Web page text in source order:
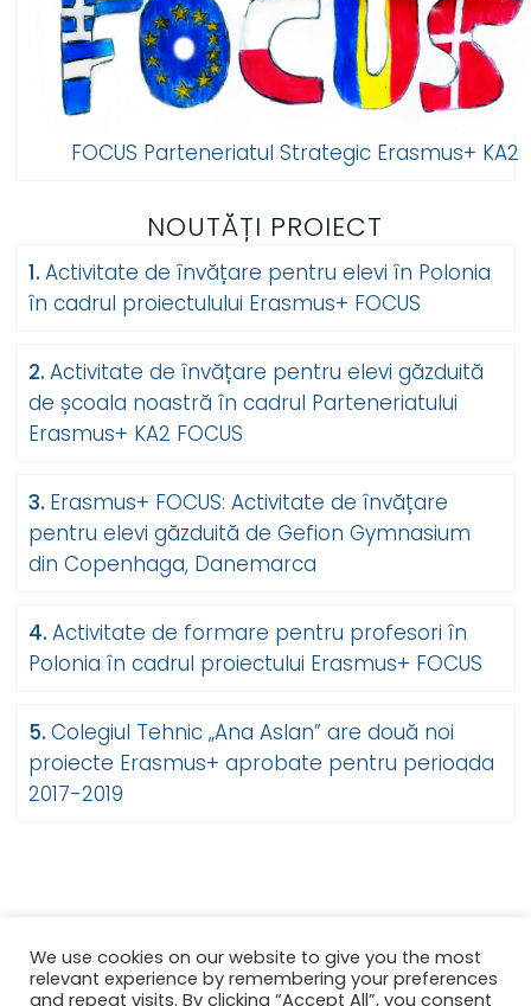
FOCUS Parteneriatul Strategic Erasmus+ KA2
NOUTĂȚI PROIECT
Activitate de învățare pentru elevi în Polonia
în cadrul proiectulului Erasmus+ FOCUS
Activitate de învățare pentru elevi găzduită
de școala noastră în cadrul Parteneriatului
Erasmus+ KA2 FOCUS
Erasmus+ FOCUS: Activitate de învățare
pentru elevi găzduită de Gefion Gymnasium
din Copenhaga, Danemarca
Activitate de formare pentru profesori în
Polonia în cadrul proiectului Erasmus+ FOCUS
Colegiul Tehnic „Ana Aslan” are două noi
proiecte Erasmus+ aprobate pentru perioada
2017-2019
We use cookies on our website to give you the most
relevant experience by remembering your preferences
and repeat visits. By clicking “Accept All”, you consent